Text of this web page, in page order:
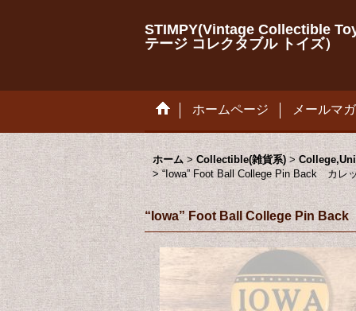
STIMPY(Vintage Collectible
テージ コレクタブル トイズ）
ホームページ メールマ
ホーム > Collectible(雑貨系) >
> “Iowa” Foot Ball College Pin Back カ
“Iowa” Foot Ball College Pin